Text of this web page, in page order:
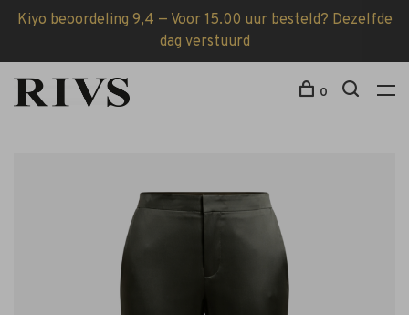
Kiyo beoordeling 9,4 — Voor 15.00 uur besteld? Dezelfde
dag verstuurd
0